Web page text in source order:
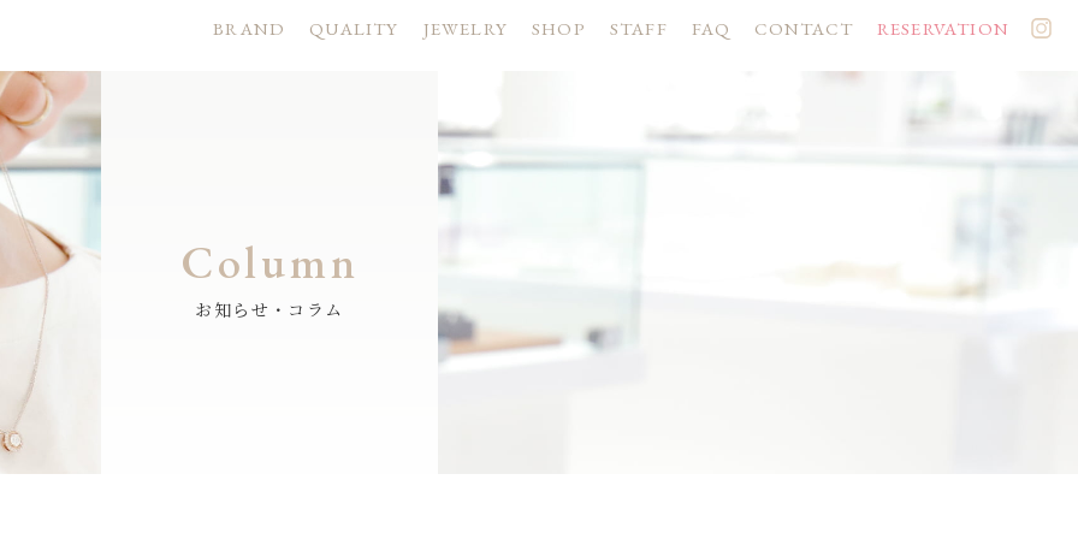
BRAND QUALITY JEWELRY SHOP STAFF FAQ CONTACT RESERVATION
Column
お知らせ・コラム